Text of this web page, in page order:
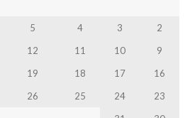
2
3
4
5
9
10
11
12
16
17
18
19
23
24
25
26